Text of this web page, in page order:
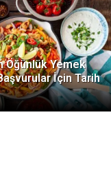
Öğünlük Yemek
İçin Tarih